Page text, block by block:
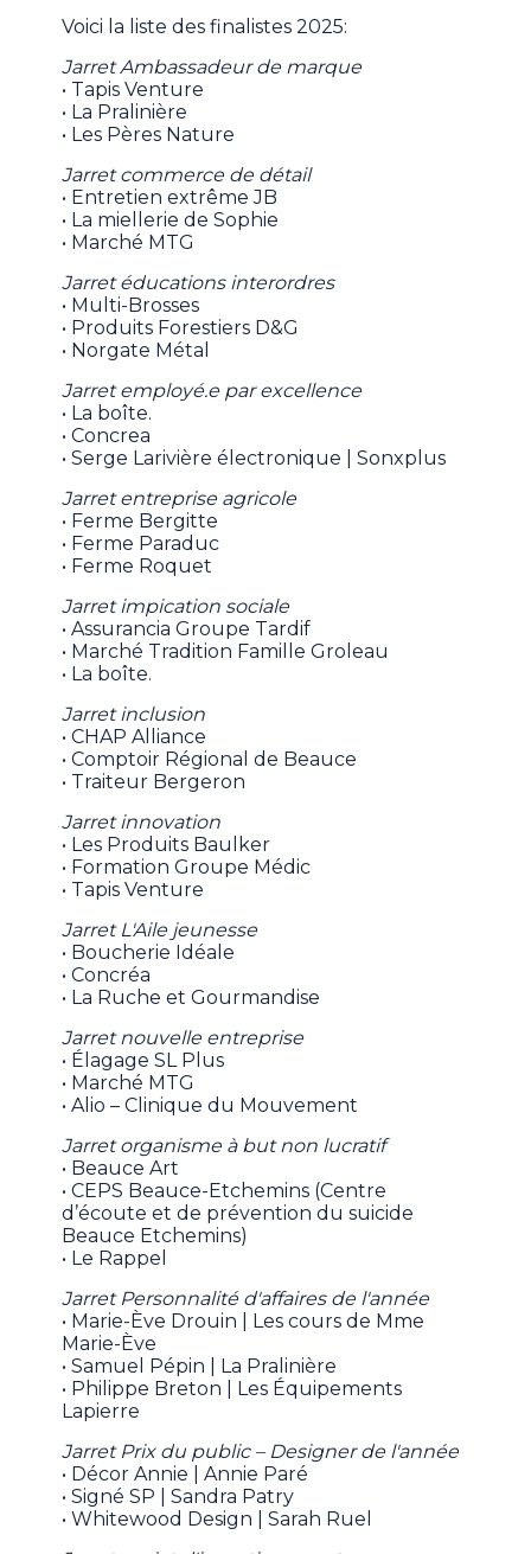
Voici la liste des finalistes 2025:
Jarret Ambassadeur de marque
• Tapis Venture
• La Pralinière
• Les Pères Nature
Jarret commerce de détail
• Entretien extrême JB
• La miellerie de Sophie
• Marché MTG
Jarret éducations interordres
• Multi-Brosses
• Produits Forestiers D&G
• Norgate Métal
Jarret employé.e par excellence
• La boîte.
• Concrea
• Serge Larivière électronique | Sonxplus
Jarret entreprise agricole
• Ferme Bergitte
• Ferme Paraduc
• Ferme Roquet
Jarret impication sociale
• Assurancia Groupe Tardif
• Marché Tradition Famille Groleau
• La boîte.
Jarret inclusion
• CHAP Alliance
• Comptoir Régional de Beauce
• Traiteur Bergeron
Jarret innovation
• Les Produits Baulker
• Formation Groupe Médic
• Tapis Venture
Jarret L'Aile jeunesse
• Boucherie Idéale
• Concréa
• La Ruche et Gourmandise
Jarret nouvelle entreprise
• Élagage SL Plus
• Marché MTG
• Alio – Clinique du Mouvement
Jarret organisme à but non lucratif
• Beauce Art
• CEPS Beauce-Etchemins (Centre
d’écoute et de prévention du suicide
Beauce Etchemins)
• Le Rappel
Jarret Personnalité d'affaires de l'année
• Marie-Ève Drouin | Les cours de Mme
Marie-Ève
• Samuel Pépin | La Pralinière
• Philippe Breton | Les Équipements
Lapierre
Jarret Prix du public – Designer de l'année
• Décor Annie | Annie Paré
• Signé SP | Sandra Patry
• Whitewood Design | Sarah Ruel